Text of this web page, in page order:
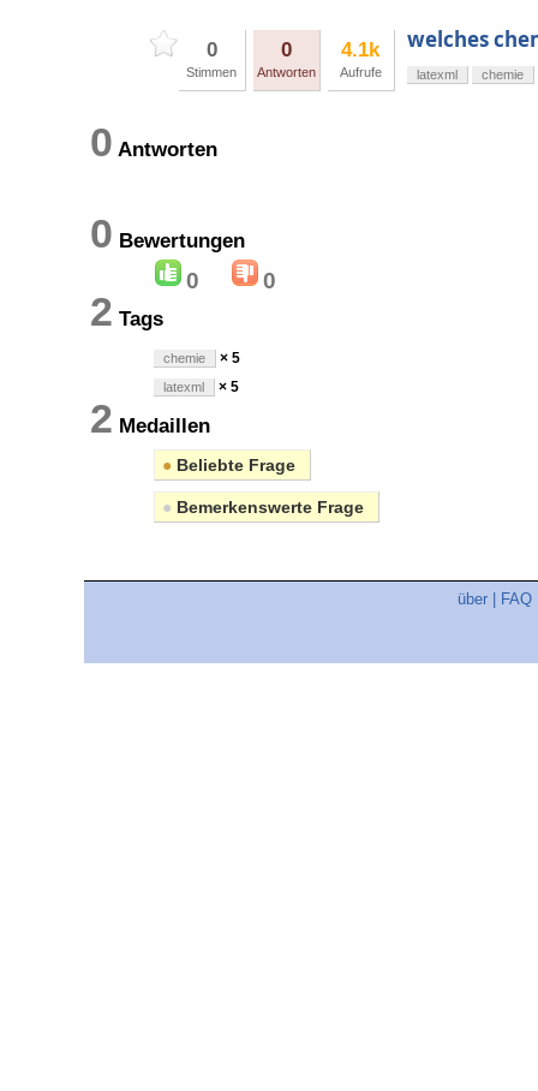
0
Stimmen
0
Antworten
4.1k
Aufrufe
welches
latexml chemie
0 Antworten
0 Bewertungen
0 0
2 Tags
chemie × 5
latexml × 5
2 Medaillen
● Beliebte Frage
● Bemerkenswerte Frage
über FAQ